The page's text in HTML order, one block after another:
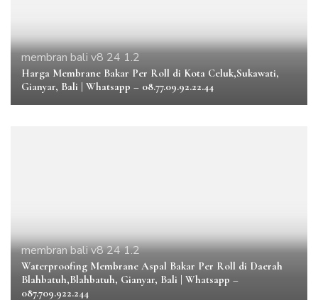
membran bali v8 24 1.2
Harga Membrane Bakar Per Roll di Kota Celuk,Sukawati,
Gianyar, Bali | Whatsapp – 08.77.09.92.22.44
membran bali v8 24 1.2
Waterproofing Membrane Aspal Bakar Per Roll di Daerah
Blahbatuh,Blahbatuh, Gianyar, Bali | Whatsapp –
087.709.922.244